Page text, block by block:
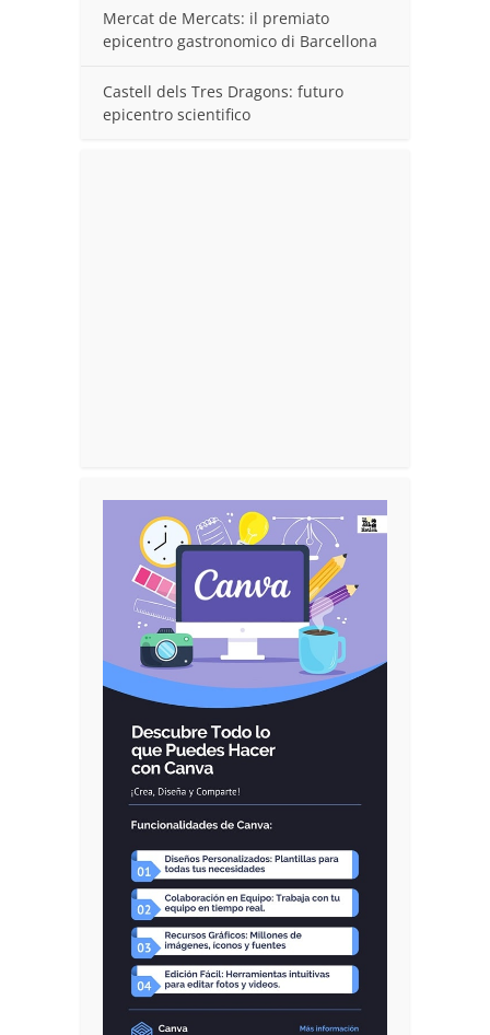
Mercat de Mercats: il premiato
epicentro gastronomico di Barcellona
Castell dels Tres Dragons: futuro
epicentro scientifico